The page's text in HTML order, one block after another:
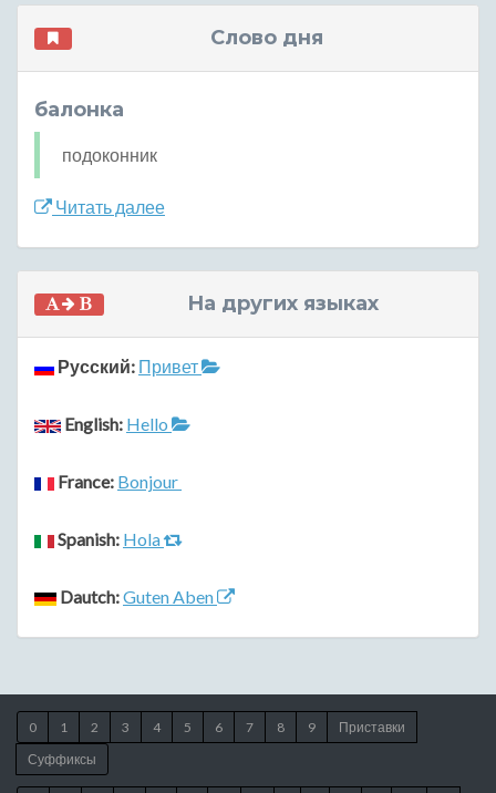
Слово дня
балонка
подоконник
Читать далее
На других языках
Русский: Привет
English: Hello
France: Bonjour
Spanish: Hola
Dautch:Guten Aben
0 1 2 3 4 5 6 7 8 9
Приставки
Суффиксы